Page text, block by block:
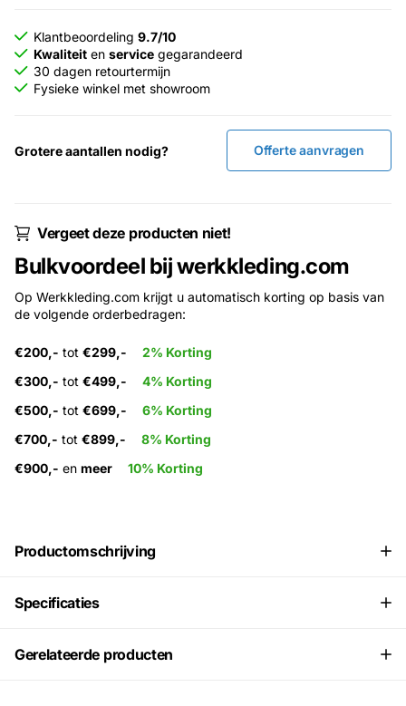
Klantbeoordeling 9.7/10
Kwaliteit en service gegarandeerd
30 dagen retourtermijn
Fysieke winkel met showroom
Grotere aantallen nodig? Offerte aanvragen
Vergeet deze producten niet!
Bulkvoordeel bij werkkleding.com
Op Werkkleding.com krijgt u automatisch korting op basis van
de volgende orderbedragen:
€200,- tot €299,-
2% Korting
€300,- tot €499,-
4% Korting
€500,- tot €699,-
6% Korting
€700,- tot €899,-
8% Korting
€900,- en meer 10% Korting
Productomschrijving
Specificaties
Gerelateerde producten